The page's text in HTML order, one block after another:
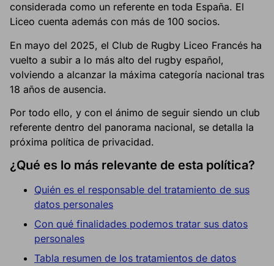
considerada como un referente en toda España. El
Liceo cuenta además con más de 100 socios.
En mayo del 2025, el Club de Rugby Liceo Francés ha
vuelto a subir a lo más alto del rugby español,
volviendo a alcanzar la máxima categoría nacional tras
18 años de ausencia.
Por todo ello, y con el ánimo de seguir siendo un club
referente dentro del panorama nacional, se detalla la
próxima política de privacidad.
¿Qué es lo más relevante de esta política?
Quién es el responsable del tratamiento de sus
datos personales
Con qué finalidades podemos tratar sus datos
personales
Tabla resumen de los tratamientos de datos